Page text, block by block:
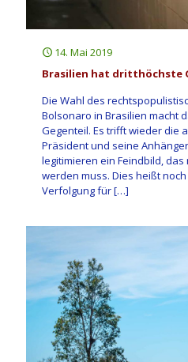
14. Mai 2019
Brasilien hat dritthöchste
Die Wahl des
Bolsonaro in Brasilien macht
Gegenteil. Es trifft wieder die
Präsident und seine
legitimieren ein Feindbild,
werden muss. Dies heißt
Verfolgung für[…]